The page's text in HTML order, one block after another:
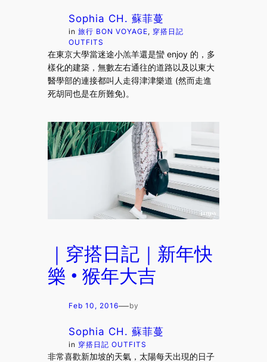
Sophia CH. 蘇菲蔓
in旅行 BON VOYAGE, 穿搭日記
OUTFITS
在東京大學當迷途小羔羊還是蠻 enjoy 的，多
樣化的建築，無數左右通往的道路以及以東大
醫學部的連接都叫人走得津津樂道 (然而走進
死胡同也是在所難免)。
｜穿搭日記｜新年快
樂 • 猴年大吉
Feb 10, 2016—by
Sophia CH. 蘇菲蔓
in 穿搭日記 OUTFITS
非常喜歡新加坡的天氣，太陽每天出現的日子